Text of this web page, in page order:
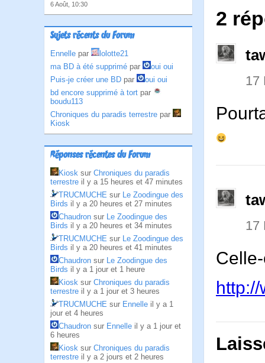
6 Août, 10:30
Sujets récents du Forum
Ennelle par
lolotte21
ma BD à été supprimé par
oui oui
Puis-je créer une BD par
oui oui
bd encore supprimé à tort par
boudu113
Chroniques du paradis terrestre par
Kiosk
Réponses récentes du Forum
Kiosk sur Chroniques du paradis
terrestre il y a 15 heures et 47 minutes
TRUCMUCHE sur Le Zoodingue des
Birds il y a 20 heures et 27 minutes
Chaudron sur Le Zoodingue des
Birds il y a 20 heures et 34 minutes
TRUCMUCHE sur Le Zoodingue des
Birds il y a 20 heures et 41 minutes
Chaudron sur Le Zoodingue des
Birds il y a 1 jour et 1 heure
Kiosk sur Chroniques du paradis
terrestre il y a 1 jour et 3 heures
TRUCMUCHE sur Ennelle il y a 1
jour et 4 heures
Chaudron sur Ennelle il y a 1 jour et
6 heures
Kiosk sur Chroniques du paradis
terrestre il y a 2 jours et 2 heures
2
17
17